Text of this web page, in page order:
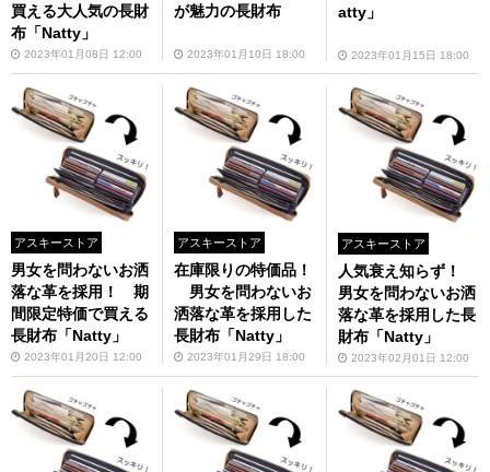
買える大人気の長財
布「Natty」
2023年01月08日 12:00
が魅力の長財布
2023年01月10日 18:00
atty」
2023年01月15日 18:00
アスキーストア
男女を問わないお洒
落な革を採用！ 期
間限定特価で買える
長財布「Natty」
2023年01月20日 12:00
アスキーストア
在庫限りの特価品！
男女を問わないお
洒落な革を採用した
長財布「Natty」
2023年01月29日 18:00
アスキーストア
人気衰え知らず！
男女を問わないお洒
落な革を採用した長
財布「Natty」
2023年02月01日 12:00